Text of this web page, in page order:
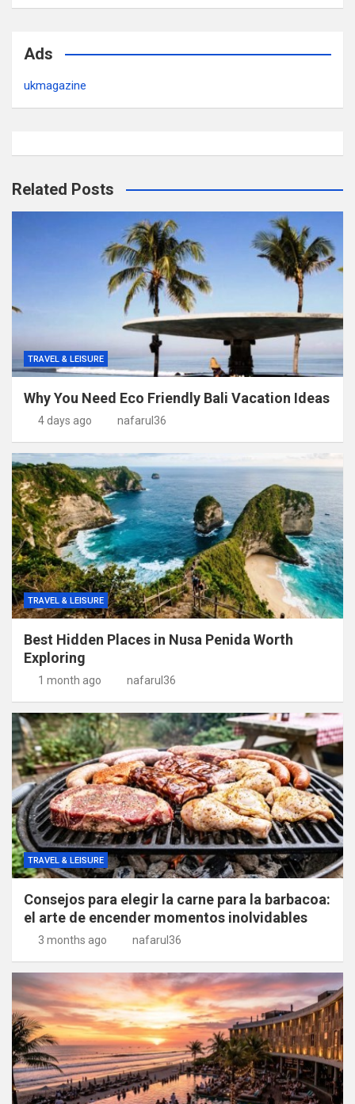
Ads
ukmagazine
Related Posts
TRAVEL & LEISURE
Why You Need Eco Friendly Bali Vacation Ideas
4 days ago nafarul36
TRAVEL & LEISURE
Best Hidden Places in Nusa Penida Worth
Exploring
1 month ago nafarul36
TRAVEL & LEISURE
Consejos para elegir la carne para la barbacoa:
el arte de encender momentos inolvidables
3 months ago nafarul36